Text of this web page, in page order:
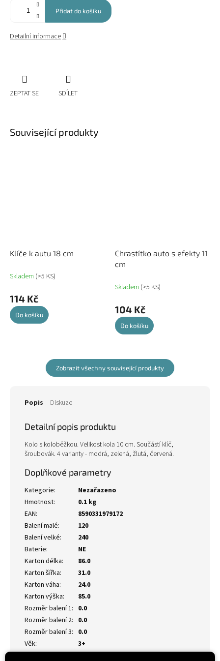
Přidat do košíku
Detailní informace
ZEPTAT SE SDÍLET
Související produkty
Klíče k autu 18 cm
Skladem (>5 KS)
114 Kč
Do košíku
Chrastítko auto s efekty 11
cm
Skladem (>5 KS)
104 Kč
Do košíku
Zobrazit všechny související produkty
Popis Diskuze
Detailní popis produktu
Kolo s koloběžkou. Velikost kola 10 cm. Součástí klíč,
šroubovák. 4 varianty - modrá, zelená, žlutá, červená.
Doplňkové parametry
Kategorie:
Nezařazeno
Hmotnost:
0.1 kg
EAN:
8590331979172
Balení malé:
120
Balení velké:
240
Baterie:
NE
Karton délka:
86.0
Karton šířka:
31.0
Karton váha:
24.0
Karton výška:
85.0
Rozměr balení 1: 0.0
Rozměr balení 2: 0.0
Rozměr balení 3: 0.0
Věk: 3+